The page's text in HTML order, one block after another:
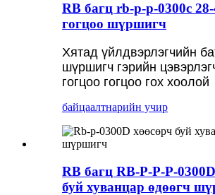
RB багц rb-p-p-0300c
гогцоо шүршигч
Хятад үйлдвэрлэгчийн
шүршигч гэрийн
гогцоо гогцоо гох хоолой
байцаалтнарийн учир
RB багц RB-P-P-P-
буй хуванцар өдөөгч